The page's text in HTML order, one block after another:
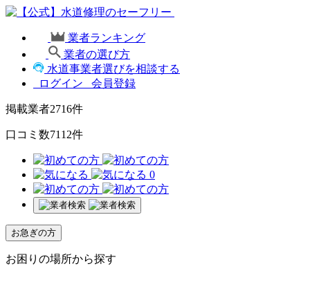
業者ランキング
業者の選び方
水道事業者選びを相談する
ログイン
会員登録
掲載業者2716件
口コミ数7112件
0
お急ぎの方
お困りの場所から探す